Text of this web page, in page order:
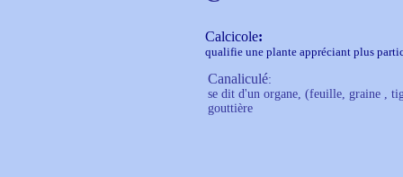
Calcicole:
qualifie une plante appréciant plus
Canaliculé:
se dit d'un organe, (feuille, graine ,
gouttière